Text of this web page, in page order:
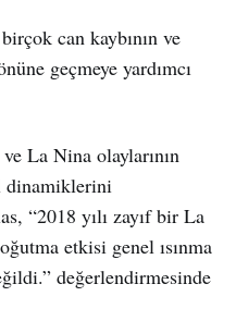
can kaybının ve
geçmeye yardımcı
La Nina olaylarının
dinamiklerini
“2018 yılı zayıf bir La
etkisi genel ısınma
değerlendirmesinde